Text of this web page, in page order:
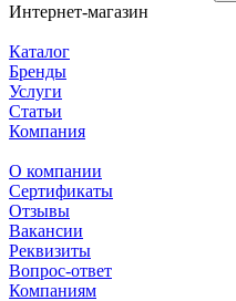
Интернет-магазин
Каталог
Бренды
Услуги
Статьи
Компания
О компании
Сертификаты
Отзывы
Вакансии
Реквизиты
Вопрос-ответ
Компаниям